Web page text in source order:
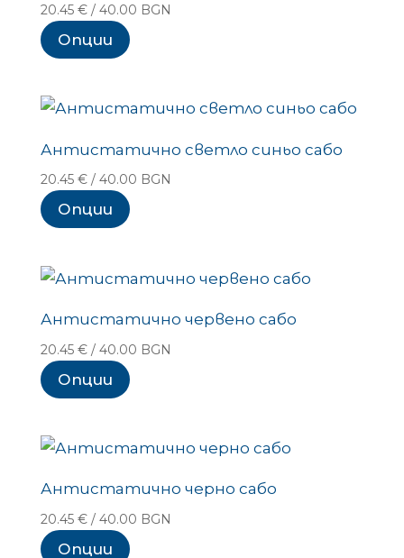
20.45 € / 40.00 BGN
Опции
Антистатично светло синьо сабо
20.45 € / 40.00 BGN
Опции
Антистатично червено сабо
20.45 € / 40.00 BGN
Опции
Антистатично черно сабо
20.45 € / 40.00 BGN
Опции